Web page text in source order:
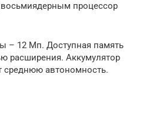
процессор
– 12 Мп. Доступная память
расширения. Аккумулятор
среднюю автономность.